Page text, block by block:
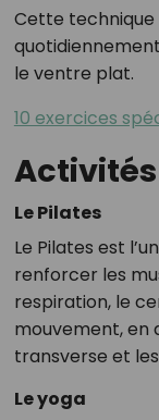
Cette
le ventre plat.
10 exercices
Le Pilates
Le Pilates est
renforcer les
respiration, le
mouvement, en
transverse et
Le yoga